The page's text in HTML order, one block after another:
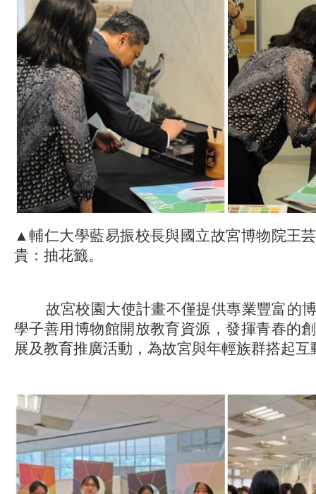
▲輔仁大學藍易振校長與國立故宮博物院王
貴：抽花籤。
故宮校園大使計畫不僅提供專業豐富的博
學子善用博物館開放教育資源，發揮青春的
展及教育推廣活動，為故宮與年輕族群搭起